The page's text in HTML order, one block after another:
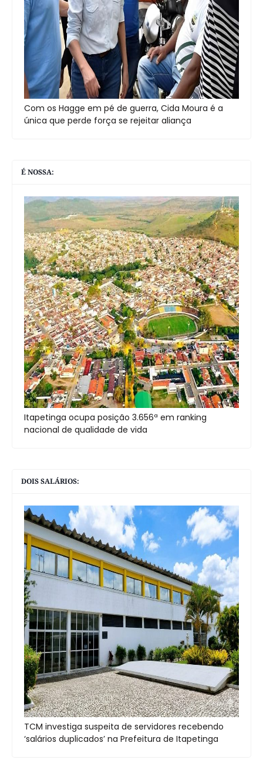
Com os Hagge em pé de guerra, Cida Moura é a
única que perde força se rejeitar aliança
É NOSSA:
Itapetinga ocupa posição 3.656ª em ranking
nacional de qualidade de vida
DOIS SALÁRIOS:
TCM investiga suspeita de servidores recebendo
‘salários duplicados’ na Prefeitura de Itapetinga